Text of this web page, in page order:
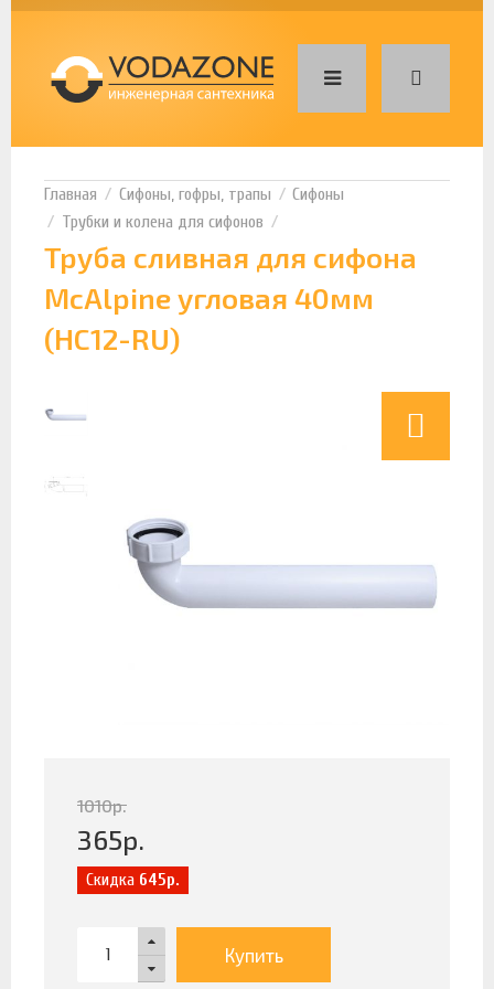
Сифоны, гофры, трапы
Сифоны
Трубки и колена для сифонов
Труба сливная для сифона
McAlpine угловая 40мм
(HC12-RU)
1010р.
365р.
Скидка 645р.
Купить